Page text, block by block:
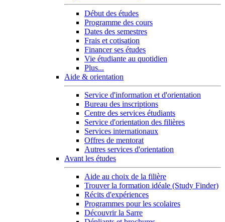
Début des études
Programme des cours
Dates des semestres
Frais et cotisation
Financer ses études
Vie étudiante au quotidien
Plus...
Aide & orientation
Service d'information et d'orientation
Bureau des inscriptions
Centre des services étudiants
Service d'orientation des filières
Services internationaux
Offres de mentorat
Autres services d'orientation
Avant les études
Aide au choix de la filière
Trouver la formation idéale (Study Finder)
Récits d'expériences
Programmes pour les scolaires
Découvrir la Sarre